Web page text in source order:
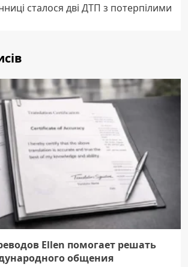
сталося дві ДТП з потерпілими
Ellen помогает решать
общения